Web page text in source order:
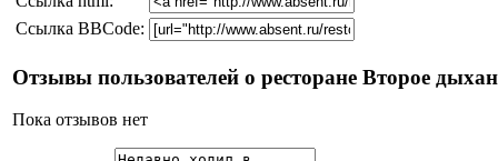
Ссылка BBCode:
Отзывы пользователей о ресторане Второе
Пока отзывов нет